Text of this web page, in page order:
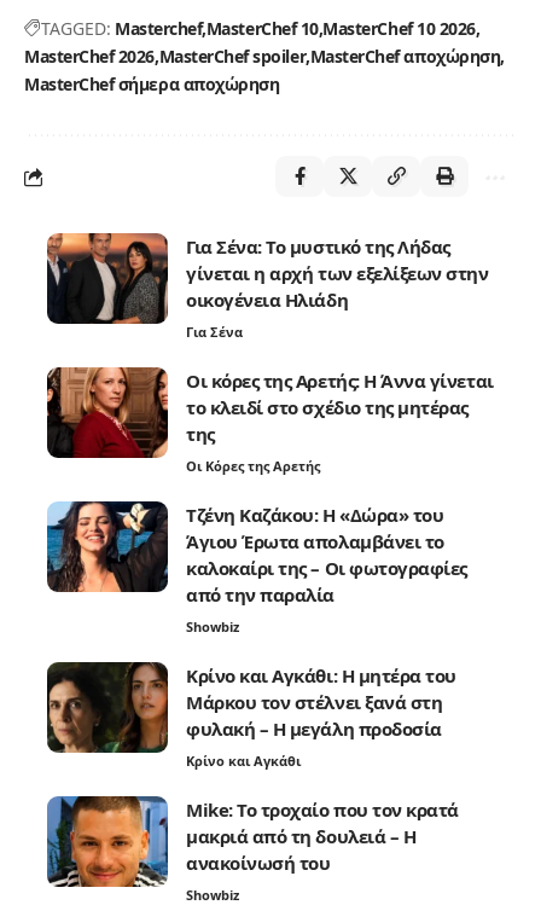
TAGGED: Masterchef MasterChef 10 MasterChef 10 2026
MasterChef 2026 MasterChef spoiler MasterChef αποχώρηση
MasterChef σήμερα αποχώρηση
Για Σένα: Το μυστικό της Λήδας
γίνεται η αρχή των εξελίξεων στην
οικογένεια Ηλιάδη
Για Σένα
Οι κόρες της Αρετής: Η Άννα γίνεται
το κλειδί στο σχέδιο της μητέρας
της
Οι Κόρες της Αρετής
Τζένη Καζάκου: Η «Δώρα» του
Άγιου Έρωτα απολαμβάνει το
καλοκαίρι της – Οι φωτογραφίες
από την παραλία
Showbiz
Κρίνο και Αγκάθι: Η μητέρα του
Μάρκου τον στέλνει ξανά στη
φυλακή – Η μεγάλη προδοσία
Κρίνο και Αγκάθι
Mike: Το τροχαίο που τον κρατά
μακριά από τη δουλειά – Η
ανακοίνωσή του
Showbiz